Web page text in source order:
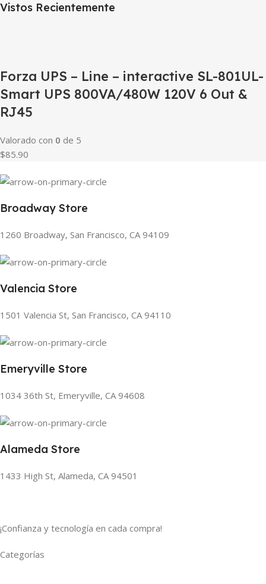
Vistos Recientemente
Forza UPS – Line – interactive SL-801UL-
Smart UPS 800VA/480W 120V 6 Out &
RJ45
Valorado con 0 de 5
$85.90
Broadway Store
1260 Broadway, San Francisco, CA 94109
Valencia Store
1501 Valencia St, San Francisco, CA 94110
Emeryville Store
1034 36th St, Emeryville, CA 94608
Alameda Store
1433 High St, Alameda, CA 94501
¡Confianza y tecnología en cada compra!
Categorías